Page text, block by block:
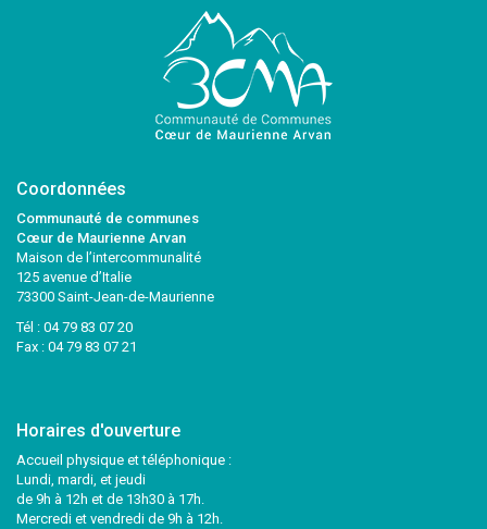
Coordonnées
Communauté de communes
Cœur de Maurienne Arvan
Maison de l’intercommunalité
125 avenue d’Italie
73300 Saint-Jean-de-Maurienne
Tél : 04 79 83 07 20
Fax : 04 79 83 07 21
Horaires d'ouverture
Accueil physique et téléphonique :
Lundi, mardi, et jeudi
de 9h à 12h et de 13h30 à 17h.
Mercredi et vendredi de 9h à 12h.